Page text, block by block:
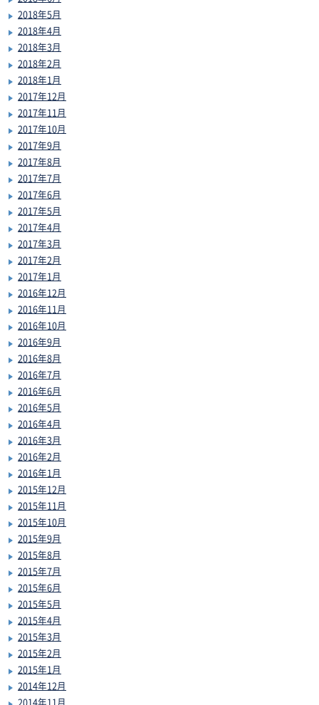
2018年5月
2018年4月
2018年3月
2018年2月
2018年1月
2017年12月
2017年11月
2017年10月
2017年9月
2017年8月
2017年7月
2017年6月
2017年5月
2017年4月
2017年3月
2017年2月
2017年1月
2016年12月
2016年11月
2016年10月
2016年9月
2016年8月
2016年7月
2016年6月
2016年5月
2016年4月
2016年3月
2016年2月
2016年1月
2015年12月
2015年11月
2015年10月
2015年9月
2015年8月
2015年7月
2015年6月
2015年5月
2015年4月
2015年3月
2015年2月
2015年1月
2014年12月
2014年11月